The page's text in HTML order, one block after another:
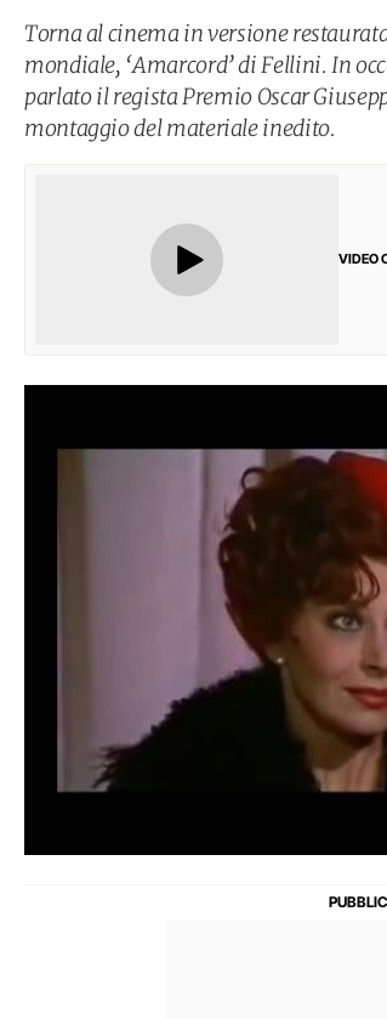
Torna al cinema in versione
mondiale, ‘Amarcord’ di Fellini. In
parlato il regista Premio Oscar
montaggio del materiale inedito.
VIDEO